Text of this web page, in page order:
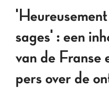
sages' : een
van de Franse
pers over de